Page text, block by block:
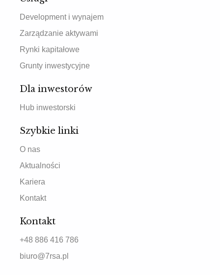
Development i wynajem
Zarządzanie aktywami
Rynki kapitałowe
Grunty inwestycyjne
Dla inwestorów
Hub inwestorski
Szybkie linki
O nas
Aktualności
Kariera
Kontakt
Kontakt
+48 886 416 786
biuro@7rsa.pl